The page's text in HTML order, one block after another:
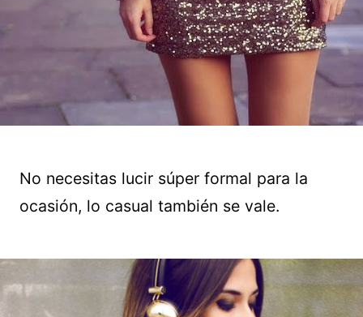
No necesitas lucir súper formal para la
ocasión, lo casual también se vale.